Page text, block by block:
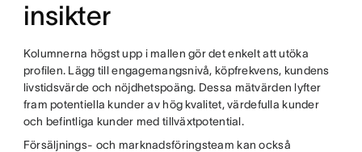
insikter
Kolumnerna högst upp i mallen gör det enkelt att utöka
profilen. Lägg till engagemangsnivå, köpfrekvens, kundens
livstidsvärde och nöjdhetspoäng. Dessa mätvärden lyfter
fram potentiella kunder av hög kvalitet, värdefulla kunder
och befintliga kunder med tillväxtpotential.
Försäljnings- och marknadsföringsteam kan också